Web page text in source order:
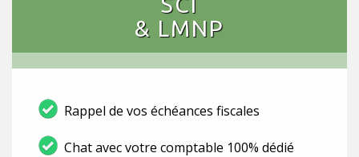
& LMNP
Rappel de vos échéances fiscales
Chat avec votre comptable 100% dédié